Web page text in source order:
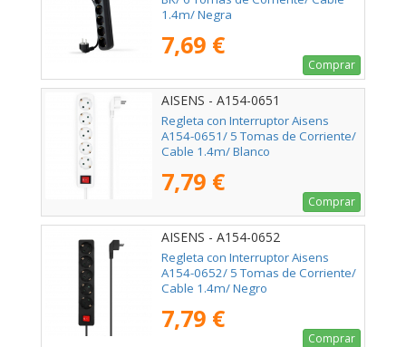
1.4m/ Negra
7,69 €
Comprar
AISENS - A154-0651
Regleta con Interruptor Aisens
A154-0651/ 5 Tomas de Corriente/
Cable 1.4m/ Blanco
7,79 €
Comprar
AISENS - A154-0652
Regleta con Interruptor Aisens
A154-0652/ 5 Tomas de Corriente/
Cable 1.4m/ Negro
7,79 €
Comprar